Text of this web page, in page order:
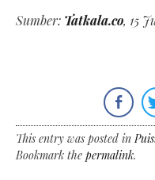
Sumber: Tatkala.co, 15
This entry was posted in
Bookmark the permalink.